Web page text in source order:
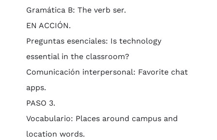
Gramática B: The verb ser.
EN ACCIÓN.
Preguntas esenciales: Is technology
essential in the classroom?
Comunicación interpersonal: Favorite chat
apps.
PASO 3.
Vocabulario: Places around campus and
location words.